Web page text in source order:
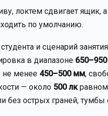
локтем сдвигает
по умолчанию.
и сценарий
в диапазоне
не менее 450–500 мм,
— около 500 лк
без острых граней,